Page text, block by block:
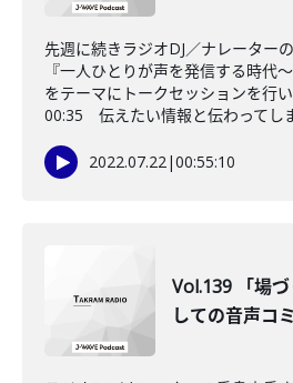
先週に続きラジオDJ／ナレーター
『一人ひとりが声を発信する時代
をテーマにトークセッションを行
00:35 伝えたい情報と伝わってし
2022.07.22|00:55:10
Vol.139 「場
しての音声コ